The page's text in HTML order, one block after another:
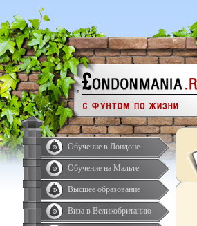
Обучение в Лондоне
Обучение на Мальте
Высшее образование
Виза в Великобританию